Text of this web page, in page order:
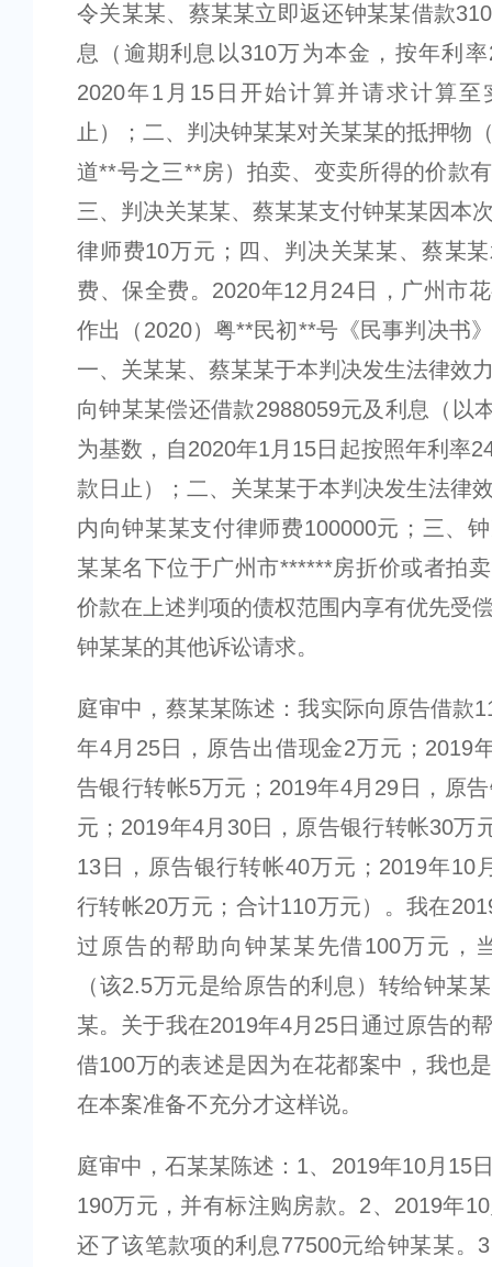
令关某某、蔡某某立即返还钟某某借款
息（逾期利息以310万为本金，按年利
2020年1月15日开始计算并请求计算至
止）；二、判决钟某某对关某某的抵押物
道**号之三**房）拍卖、变卖所得的价款
三、判决关某某、蔡某某支付钟某某因本
律师费10万元；四、判决关某某、蔡某
费、保全费。2020年12月24日，广州市
作出（2020）粤**民初**号《民事判决书
一、关某某、蔡某某于本判决发生法律效
向钟某某偿还借款2988059元及利息（以
为基数，自2020年1月15日起按照年利率
款日止）；二、关某某于本判决发生法律
内向钟某某支付律师费100000元；三、
某某名下位于广州市******房折价或者拍
价款在上述判项的债权范围内享有优先受
钟某某的其他诉讼请求。
庭审中，蔡某某陈述：我实际向原告借款
年4月25日，原告出借现金2万元；2019
告银行转帐5万元；2019年4月29日，原
元；2019年4月30日，原告银行转帐30万
13日，原告银行转帐40万元；2019年10
行转帐20万元；合计110万元）。我在
过原告的帮助向钟某某先借100万元，
（该2.5万元是给原告的利息）转给钟某
某。关于我在2019年4月25日通过原告的
借100万的表述是因为在花都案中，我也
在本案准备不充分才这样说。
庭审中，石某某陈述：1、2019年10月15
190万元，并有标注购房款。2、2019年
还了该笔款项的利息77500元给钟某某。